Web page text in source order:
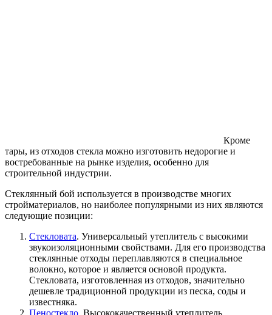
Кроме
тары, из отходов стекла можно изготовить недорогие и
востребованные на рынке изделия, особенно для
строительной индустрии.
Стеклянный бой используется в производстве многих
стройматериалов, но наиболее популярными из них являются
следующие позиции:
Стекловата. Универсальный утеплитель с высокими
звукоизоляционными свойствами. Для его производства
стеклянные отходы переплавляются в специальное
волокно, которое и является основой продукта.
Стекловата, изготовленная из отходов, значительно
дешевле традиционной продукции из песка, соды и
известняка.
Пеностекло. Высококачественный утеплитель,